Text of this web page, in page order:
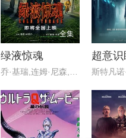
全集
绿液惊魂
乔·基瑞,连姆·尼森,乔治娜·坎
超意